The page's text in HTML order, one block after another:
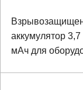
аккумулятор
мАч для